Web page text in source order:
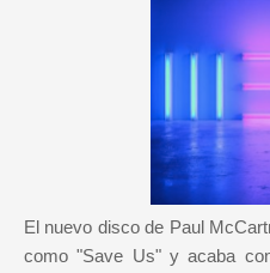
El nuevo disco de Paul
como "Save Us" y acaba